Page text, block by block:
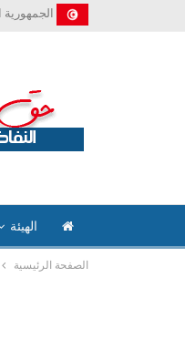
الجمهورية
الهيئة
الصفحة الرئيسية